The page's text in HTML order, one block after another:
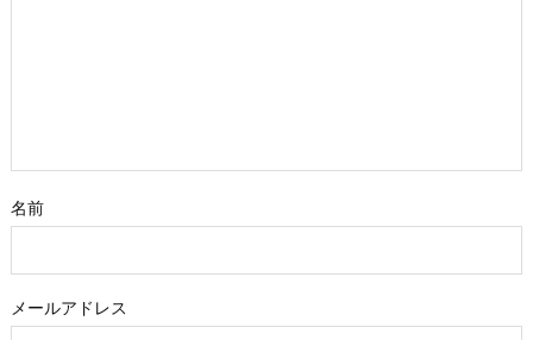
名前
メールアドレス